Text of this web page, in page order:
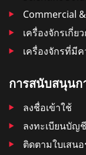
Commercial
เครื่องจักรเกี่
เครื่องจักรที่มี
การสนับสนุนก
ลงชื่อเข้าใช้
ลงทะเบียนบัญ
ติดตามใบเสน